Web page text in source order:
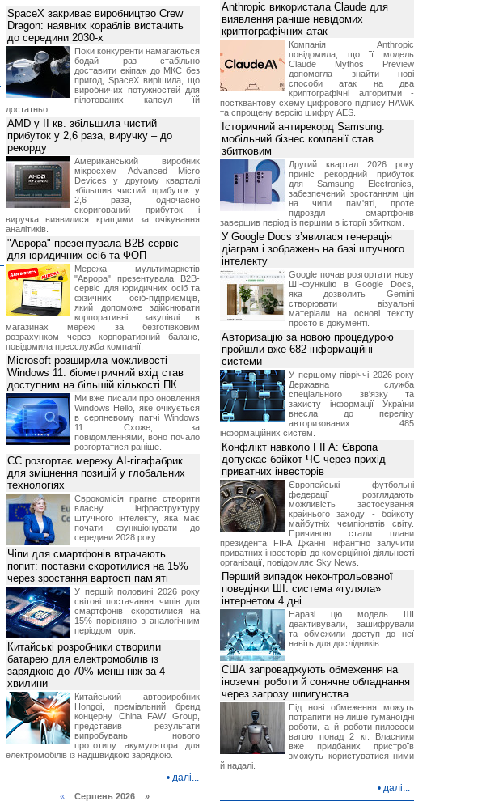
SpaceX закриває виробництво Crew
Dragon: наявних кораблів вистачить
до середини 2030-х
Поки конкуренти намагаються
бодай раз стабільно
доставити екіпаж до МКС без
пригод, SpaceX вирішила, що
виробничих потужностей для
пілотованих капсул їй
достатньо.
AMD у II кв. збільшила чистий
прибуток у 2,6 раза, виручку – до
рекорду
Американський виробник
мікросхем Advanced Micro
Devices у другому кварталі
збільшив чистий прибуток у
2,6 раза, одночасно
скоригований прибуток і
виручка виявилися кращими за очікування
аналітиків.
"Аврора" презентувала B2B-сервіс
для юридичних осіб та ФОП
Мережа мультимаркетів
"Аврора" презентувала B2B-
сервіс для юридичних осіб та
фізичних осіб-підприємців,
який допоможе здійснювати
корпоративні закупівлі в
магазинах мережі за безготівковим
розрахунком через корпоративний баланс,
повідомила пресслужба компанії.
Microsoft розширила можливості
Windows 11: біометричний вхід став
доступним на більшій кількості ПК
Ми вже писали про оновлення
Windows Hello, яке очікується
в серпневому патчі Windows
11. Схоже, за
повідомленнями, воно почало
розгортатися раніше.
ЄС розгортає мережу AI-гігафабрик
для зміцнення позицій у глобальних
технологіях
Єврокомісія прагне створити
власну інфраструктуру
штучного інтелекту, яка має
почати функціонувати до
середини 2028 року
Чіпи для смартфонів втрачають
попит: поставки скоротилися на 15%
через зростання вартості пам’яті
У першій половині 2026 року
світові постачання чипів для
смартфонів скоротилися на
15% порівняно з аналогічним
періодом торік.
Китайські розробники створили
батарею для електромобілів із
зарядкою до 70% менш ніж за 4
хвилини
Китайський автовиробник
Hongqi, преміальний бренд
концерну China FAW Group,
представив результати
випробувань нового
прототипу акумулятора для
електромобілів із надшвидкою зарядкою.
• далі...
«Серпень 2026 »
Anthropic використала Claude для
виявлення раніше невідомих
криптографічних атак
Компанія Anthropic
повідомила, що її модель
Claude Mythos Preview
допомогла знайти нові
способи атак на два
криптографічні алгоритми -
постквантову схему цифрового підпису HAWK
та спрощену версію шифру AES.
Історичний антирекорд Samsung:
мобільний бізнес компанії став
збитковим
Другий квартал 2026 року
приніс рекордний прибуток
для Samsung Electronics,
забезпечений зростанням цін
на чипи пам'яті, проте
підрозділ смартфонів
завершив період із першим в історії збитком.
У Google Docs з’явилася генерація
діаграм і зображень на базі штучного
інтелекту
Google почав розгортати нову
ШІ-функцію в Google Docs,
яка дозволить Gemini
створювати візуальні
матеріали на основі тексту
просто в документі.
Авторизацію за новою процедурою
пройшли вже 682 інформаційні
системи
У першому півріччі 2026 року
Державна служба
спеціального зв'язку та
захисту інформації України
внесла до переліку
авторизованих 485
інформаційних систем.
Конфлікт навколо FIFA: Європа
допускає бойкот ЧС через прихід
приватних інвесторів
Європейські футбольні
федерації розглядають
можливість застосування
крайнього заходу - бойкоту
майбутніх чемпіонатів світу.
Причиною стали плани
президента FIFA Джанні Інфантіно залучити
приватних інвесторів до комерційної діяльності
організації, повідомляє Sky News.
Перший випадок неконтрольованої
поведінки ШІ: система «гуляла»
інтернетом 4 дні
Наразі цю модель ШІ
деактивували, зашифрували
та обмежили доступ до неї
навіть для дослідників.
США запроваджують обмеження на
іноземні роботи й сонячне обладнання
через загрозу шпигунства
Під нові обмеження можуть
потрапити не лише гуманоїдні
роботи, а й роботи-пилососи
вагою понад 2 кг. Власники
вже придбаних пристроїв
зможуть користуватися ними
й надалі.
• далі...